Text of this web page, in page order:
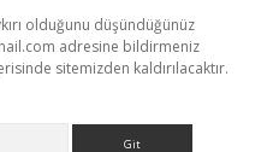
olduğunu düşündüğünüz
adresine bildirmeniz
sitemizden kaldırılacaktır.